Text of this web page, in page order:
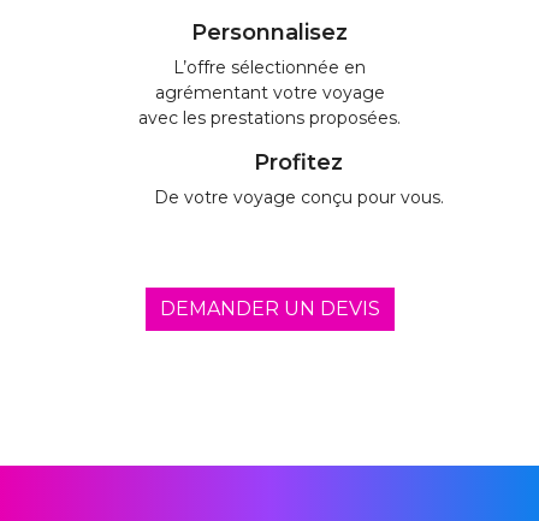
Personnalisez
L’offre sélectionnée en
agrémentant votre voyage
avec les prestations proposées.
Profitez
De votre voyage conçu pour vous.
DEMANDER UN DEVIS